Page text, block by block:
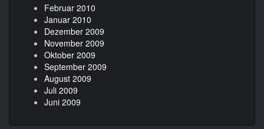
Februar 2010
Januar 2010
Dezember 2009
November 2009
Oktober 2009
September 2009
August 2009
Juli 2009
Juni 2009